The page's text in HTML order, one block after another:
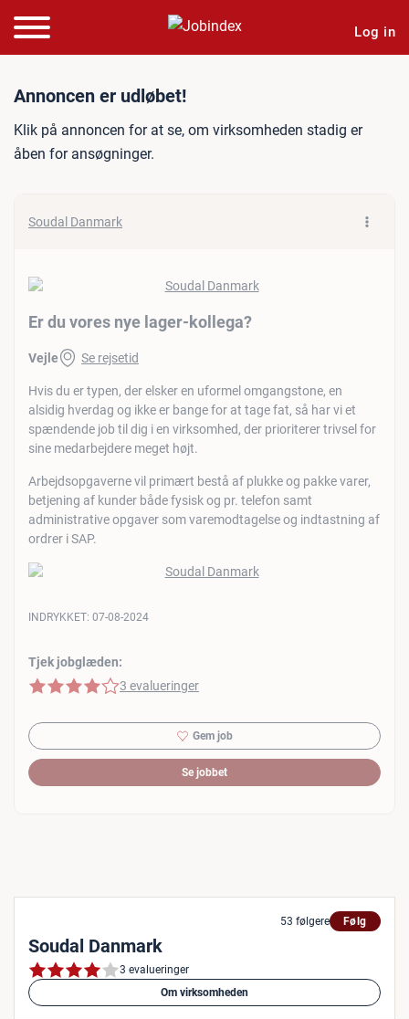
Log in
Jobannonce: Er du vores
Annoncen er udløbet!
Klik på annoncen for at se, om virksomheden stadig er
åben for ansøgninger.
Soudal Danmark
Er du vores nye lager-kollega?
Vejle Se rejsetid
Hvis du er typen, der elsker en uformel omgangstone, en
alsidig hverdag og ikke er bange for at tage fat, så har vi et
spændende job til dig i en virksomhed, der prioriterer trivsel for
sine medarbejdere meget højt.
Arbejdsopgaverne vil primært bestå af plukke og pakke varer,
betjening af kunder både fysisk og pr. telefon samt
administrative opgaver som varemodtagelse og indtastning af
ordrer i SAP.
Tjek jobglæden:
4 af 5 stjerner
3 evalueringer
INDRYKKET: 07-08-2024
Gem job
Se jobbet
53 følgere Følg
Soudal Danmark
3 evalueringer
Om virksomheden